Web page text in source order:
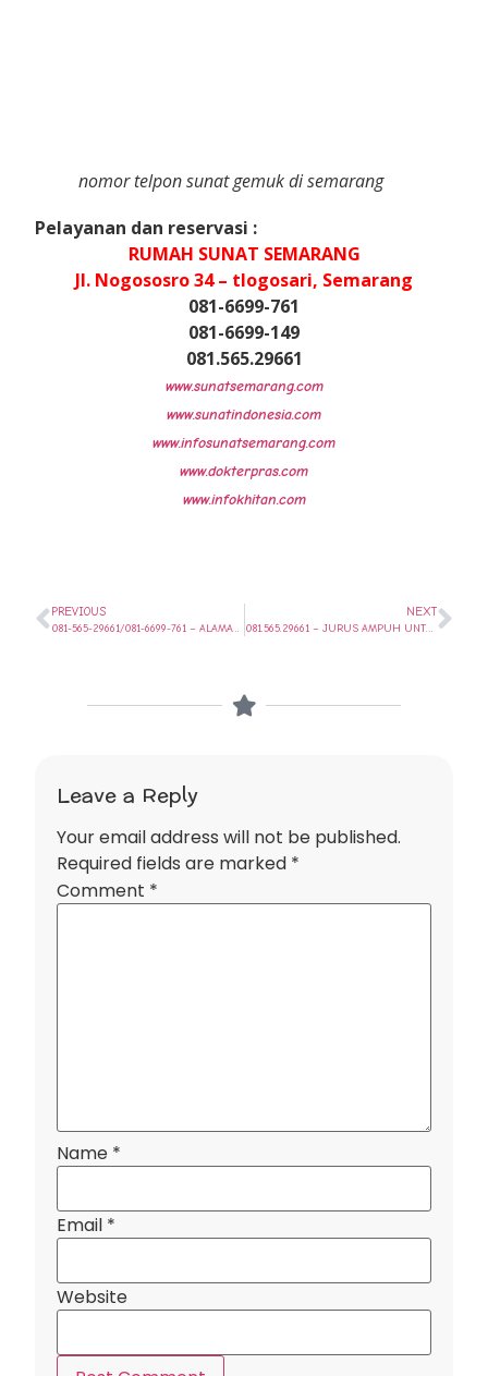
nomor telpon sunat gemuk di semarang
Pelayanan dan reservasi :
RUMAH SUNAT SEMARANG
Jl. Nogososro 34 – tlogosari, Semarang
081-6699-761
081-6699-149
081.565.29661
www.sunatsemarang.com
www.sunatindonesia.com
www.infosunatsemarang.com
www.dokterpras.com
www.infokhitan.com
PREVIOUS NEXT
081.565.29661 – JURUS AMPUH UNTUK MENGHADAPI ANAK TAKUT SUNAT DI SEMARANG
Leave a Reply
Your email address will not be published.
Required fields are marked *
Comment *
Name *
Email *
Website